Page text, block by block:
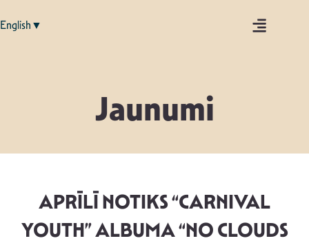
English▼
Jaunumi
APRĪLĪ NOTIKS “CARNIVAL
YOUTH” ALBUMA “NO CLOUDS